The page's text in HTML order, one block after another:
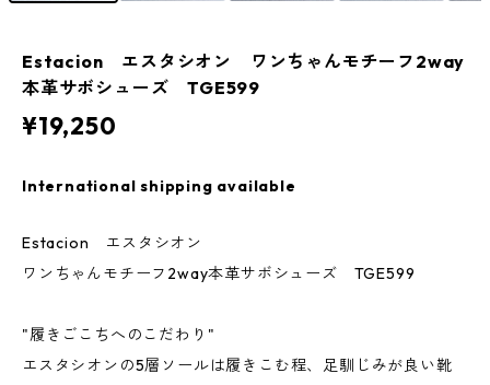
Estacion エスタシオン ワンちゃんモチーフ2way
本革サボシューズ TGE599
¥19,250
International shipping available
Estacion エスタシオン
ワンちゃんモチーフ2way本革サボシューズ TGE599
"履きごこちへのこだわり"
エスタシオンの5層ソールは履きこむ程、足馴じみが良い靴